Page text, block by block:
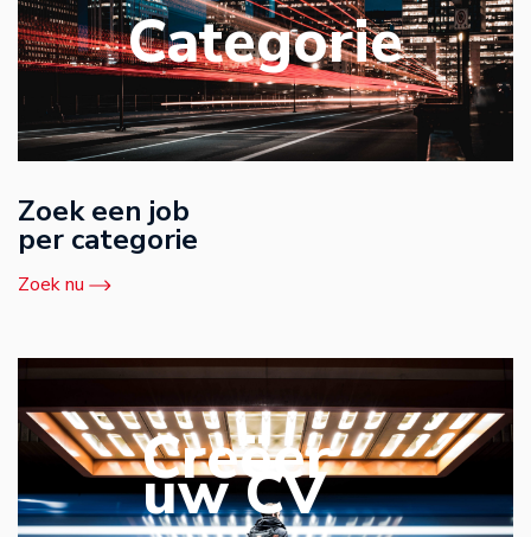
Categorie
Zoek een job
per categorie
Zoek nu
Creëer
uw CV